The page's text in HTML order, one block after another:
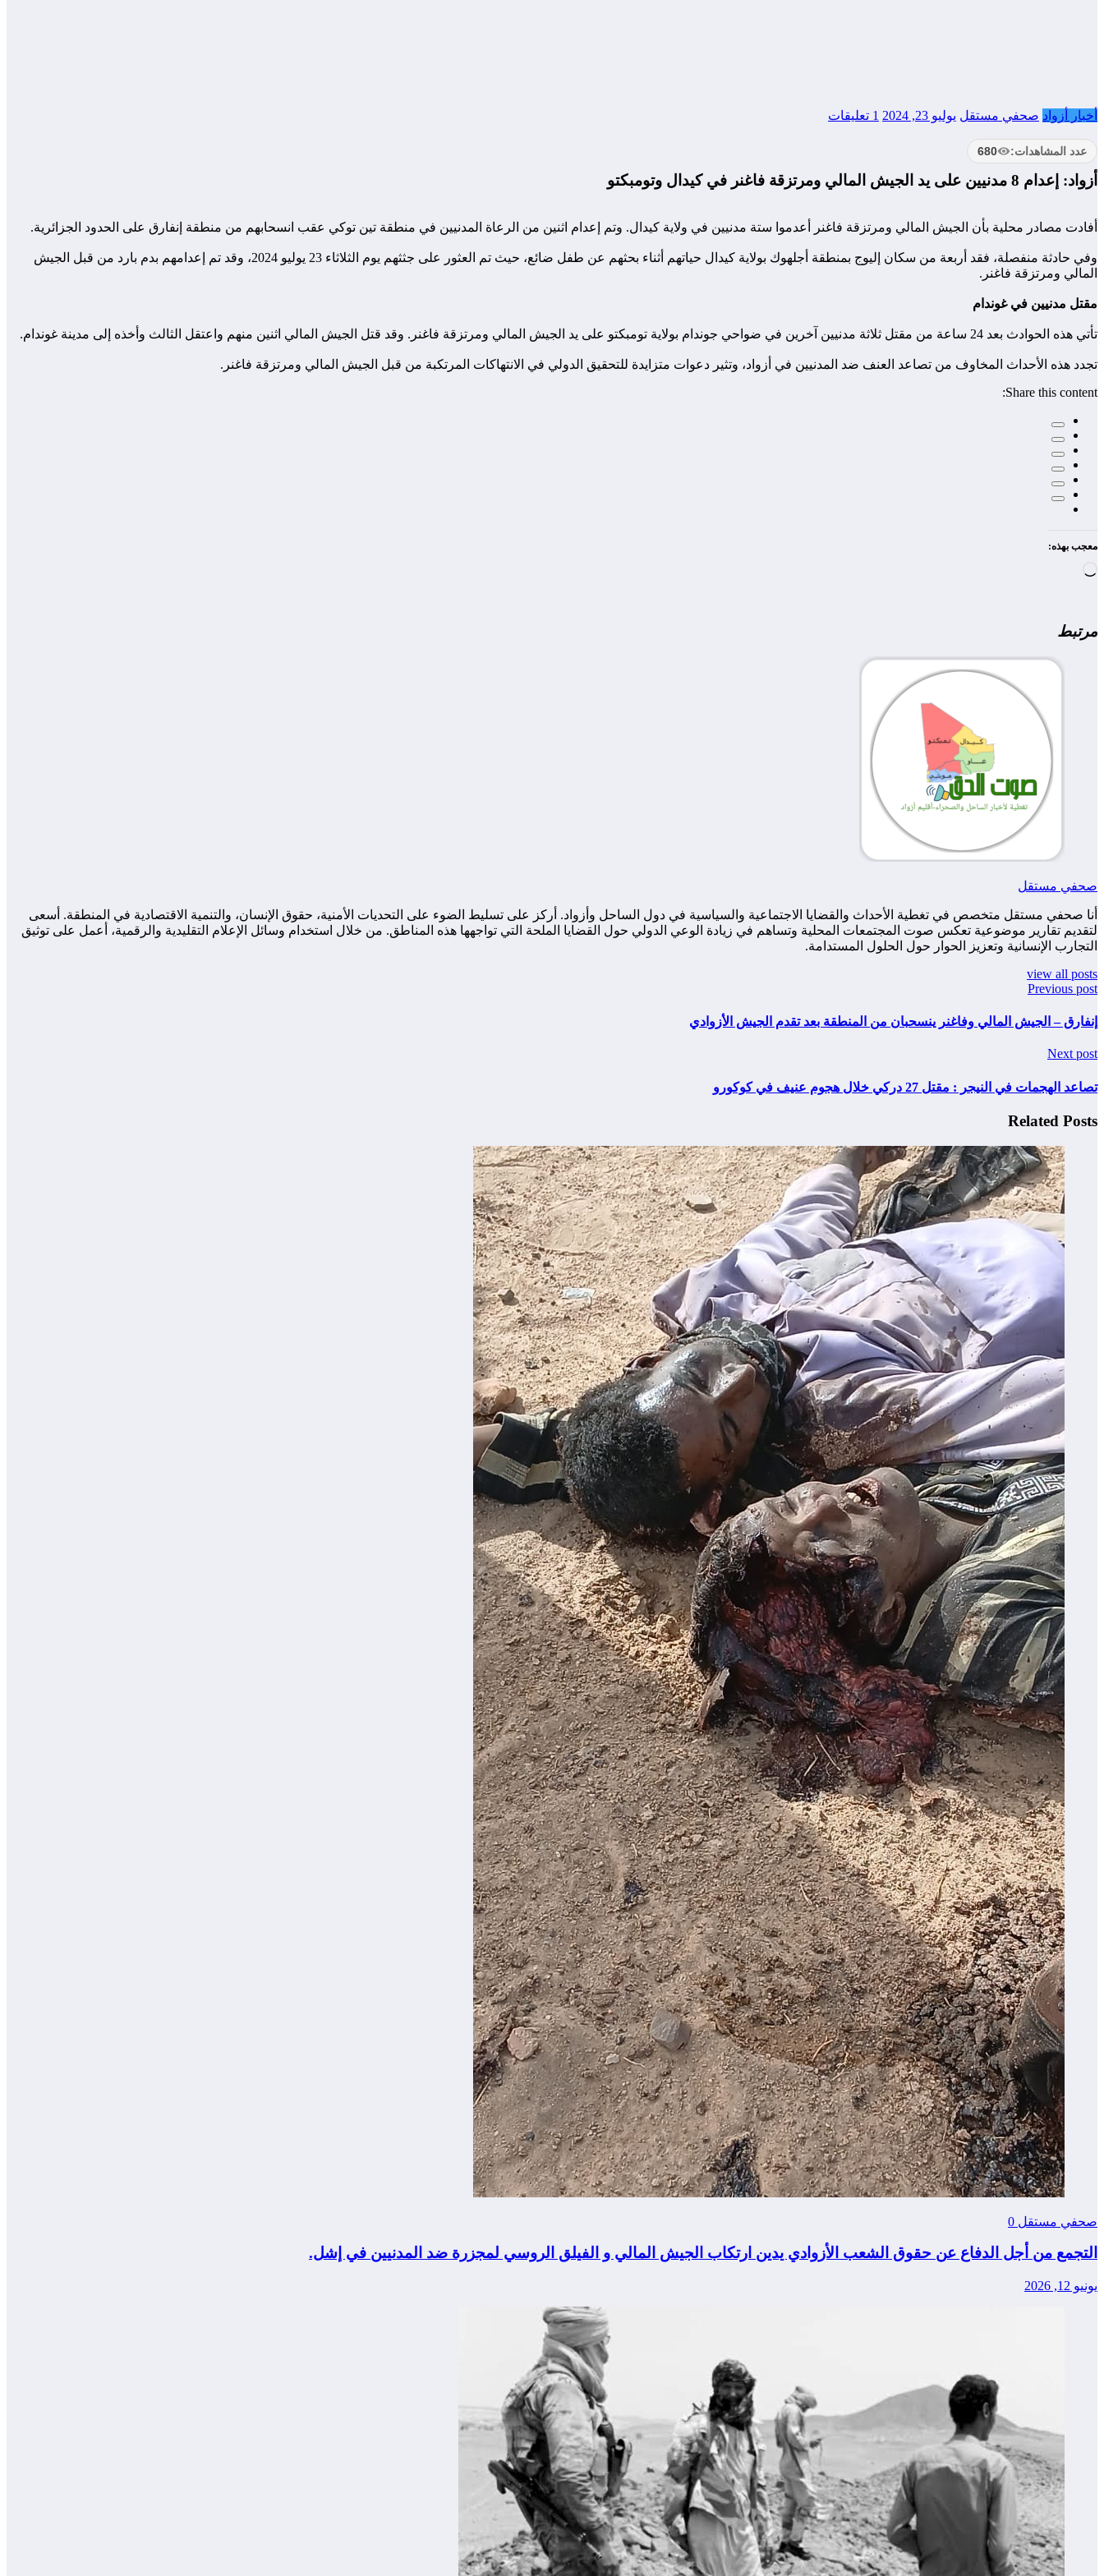
أخبار أزواد صحفي مستقل يوليو 23, 2024 1 تعليقات
عدد المشاهدات: 680
أزواد: إعدام 8 مدنيين على يد الجيش المالي ومرتزقة فاغنر في كيدال وتومبكتو
أفادت مصادر محلية بأن الجيش المالي ومرتزقة فاغنر أعدموا ستة مدنيين في ولاية كيدال. وتم إعدام اثنين من الرعاة المدنيين في منطقة تين توكي عقب انسحابهم من منطقة إنفارق على الحدود الجزائرية.
وفي حادثة منفصلة، فقد أربعة من سكان إليوج بمنطقة أجلهوك بولاية كيدال حياتهم أثناء بحثهم عن طفل ضائع، حيث تم العثور على جثثهم يوم الثلاثاء 23 يوليو 2024، وقد تم إعدامهم بدم بارد من قبل الجيش
المالي ومرتزقة فاغنر.
مقتل مدنيين في غوندام
تأتي هذه الحوادث بعد 24 ساعة من مقتل ثلاثة مدنيين آخرين في ضواحي جوندام بولاية تومبكتو على يد الجيش المالي ومرتزقة فاغنر. وقد قتل الجيش المالي اثنين منهم واعتقل الثالث وأخذه إلى مدينة غوندام.
تجدد هذه الأحداث المخاوف من تصاعد العنف ضد المدنيين في أزواد، وتثير دعوات متزايدة للتحقيق الدولي في الانتهاكات المرتكبة من قبل الجيش المالي ومرتزقة فاغنر.
Share this content:
معجب بهذه:
مرتبط
صحفي مستقل
أنا صحفي مستقل متخصص في تغطية الأحداث والقضايا الاجتماعية والسياسية في دول الساحل وأزواد. أركز على تسليط الضوء على التحديات الأمنية، حقوق الإنسان، والتنمية الاقتصادية في المنطقة. أسعى
لتقديم تقارير موضوعية تعكس صوت المجتمعات المحلية وتساهم في زيادة الوعي الدولي حول القضايا الملحة التي تواجهها هذه المناطق. من خلال استخدام وسائل الإعلام التقليدية والرقمية، أعمل على توثيق
التجارب الإنسانية وتعزيز الحوار حول الحلول المستدامة.
view all posts
Previous post
إنفارق – الجيش المالي وفاغنر ينسحبان من المنطقة بعد تقدم الجيش الأزوادي
Next post
تصاعد الهجمات في النيجر : مقتل 27 دركي خلال هجوم عنيف في كوكورو
Related Posts
صحفي مستقل 0
التجمع من أجل الدفاع عن حقوق الشعب الأزوادي يدين ارتكاب الجيش المالي و الفيلق الروسي لمجزرة ضد المدنيين في إشل.
يونيو 12, 2026